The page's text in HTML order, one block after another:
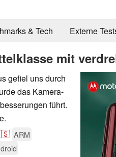
& Tech Externe
mit
gefiel uns durch
das Kamera-
führt.
ARM